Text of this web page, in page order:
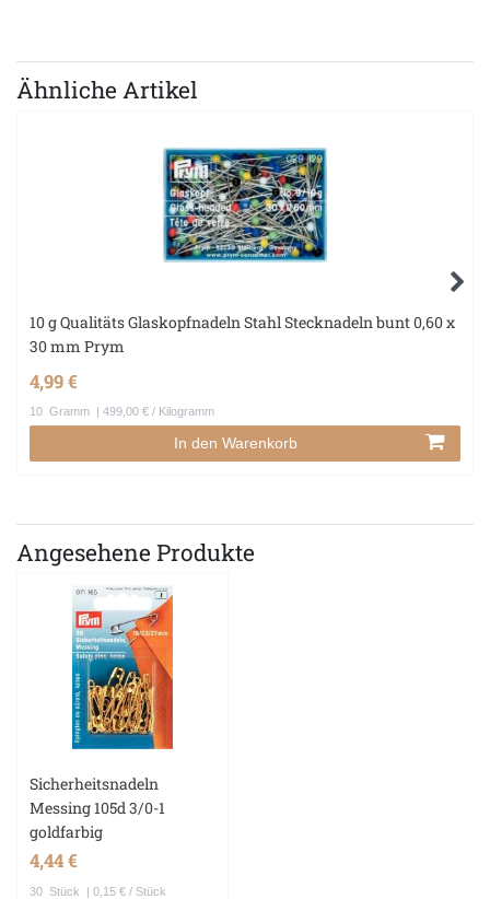
Ähnliche Artikel
10 g Qualitäts Glaskopfnadeln Stahl Stecknadeln bunt 0,60 x
30 mm Prym
4,99 €
10 Gramm | 499,00 € / Kilogramm
In den Warenkorb
Angesehene Produkte
Sicherheitsnadeln
Messing 105d 3/0-1
goldfarbig
4,44 €
30 Stück | 0,15 € / Stück